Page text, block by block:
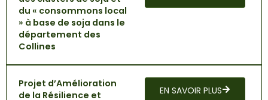
du « consommons local
» à base de soja dans le
département des
Collines
Projet d’Amélioration
de la Résilience et
EN SAVOIR PLUS